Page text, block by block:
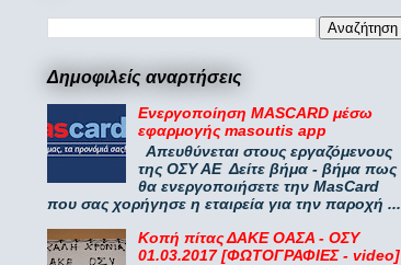
Δημοφιλείς αναρτήσεις
Ενεργοποίηση MASCARD μέσω
εφαρμογής masoutis app
Απευθύνεται στους εργαζόμενους
της ΟΣΥ ΑΕ Δείτε βήμα - βήμα πως
θα ενεργοποιήσετε την MasCard
που σας χορήγησε η εταιρεία για την παροχή ...
Κοπή πίτας ΔΑΚΕ ΟΑΣΑ - ΟΣΥ
01.03.2017 [ΦΩΤΟΓΡΑΦΙΕΣ - video]